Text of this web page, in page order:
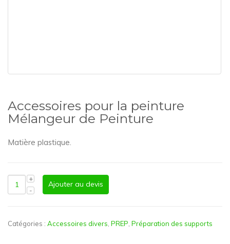
Accessoires pour la peinture
Mélangeur de Peinture
Matière plastique.
Ajouter au devis
Catégories : Accessoires divers, PREP, Préparation des supports